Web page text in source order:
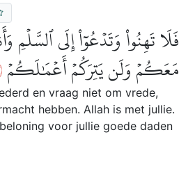
فَلَا تَهِنُواْ وَتَدۡعُوٓاْ إِلَى ٱلسَّلۡمِ
مَعَكُمۡ وَلَن يَتِرَكُمۡ أَعۡمَٰلَكُمۡ
en vraag niet om vrede,
hebben. Allah is met jullie.
voor jullie goede daden